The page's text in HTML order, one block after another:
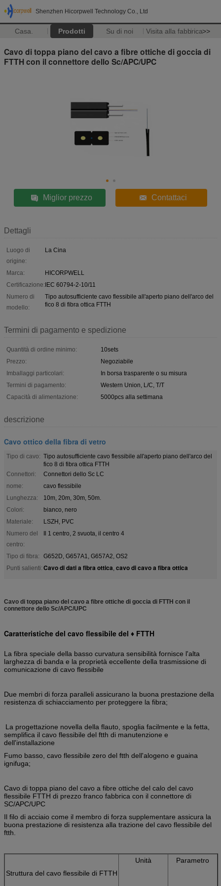
Shenzhen Hicorpwell Technology Co., Ltd
Casa. Prodotti Su di noi Visita alla fabbrica>>
Cavo di toppa piano del cavo a fibre ottiche di goccia di
FTTH con il connettore dello Sc/APC/UPC
Miglior prezzo Contattaci
Dettagli
Luogo di
origine:
La Cina
Marca:
HICORPWELL
Certificazione:IEC 60794-2-10/11
Numero di
modello:
Tipo autosufficiente cavo flessibile all'aperto piano dell'arco del
fico 8 di fibra ottica FTTH
Termini di pagamento e spedizione
Quantità di ordine minimo:
10sets
Prezzo:
Negoziabile
Imballaggi particolari:
In borsa trasparente o su misura
Termini di pagamento:
Western Union, L/C, T/T
Capacità di alimentazione:
5000pcs alla settimana
descrizione
Cavo ottico della fibra di vetro
Tipo di cavo: Tipo autosufficiente cavo flessibile all'aperto piano dell'arco del
fico 8 di fibra ottica FTTH
Connettori:
Connettori dello Sc LC
nome:
cavo flessibile
Lunghezza:
10m, 20m, 30m, 50m.
Colori:
bianco, nero
Materiale:
LSZH, PVC
Numero del
centro:
Il 1 centro, 2 svuota, il centro 4
Tipo di fibra:
G652D, G657A1, G657A2, OS2
Punti salienti: Cavo di dati a fibra ottica, cavo di cavo a fibra ottica
Cavo di toppa piano del cavo a fibre ottiche di goccia di FTTH con il
connettore dello Sc/APC/UPC
Caratteristiche del cavo flessibile del ♦ FTTH
La fibra speciale della basso curvatura sensibilità fornisce l'alta
larghezza di banda e la proprietà eccellente della trasmissione di
comunicazione di cavo flessibile
Due membri di forza paralleli assicurano la buona prestazione della
resistenza di schiacciamento per proteggere la fibra;
La progettazione novella della flauto, spoglia facilmente e la fetta,
semplifica il cavo flessibile del ftth di manutenzione e
dell'installazione
Fumo basso, cavo flessibile zero del ftth dell'alogeno e guaina
ignifuga;
Cavo di toppa piano del cavo a fibre ottiche del calo del cavo
flessibile FTTH di prezzo franco fabbrica con il connettore di
SC/APC/UPC
Il filo di acciaio come il membro di forza supplementare assicura la
buona prestazione di resistenza alla trazione del cavo flessibile del
ftth.
Struttura del cavo flessibile di FTTH
Unità Parametro